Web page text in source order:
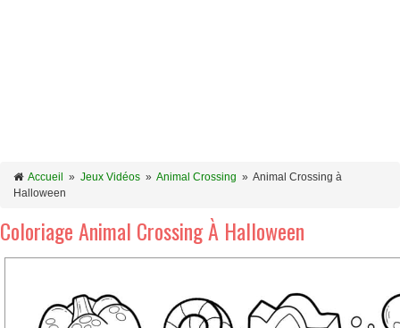
Accueil » Jeux Vidéos » Animal Crossing » Animal Crossing à
Halloween
Coloriage Animal Crossing À Halloween